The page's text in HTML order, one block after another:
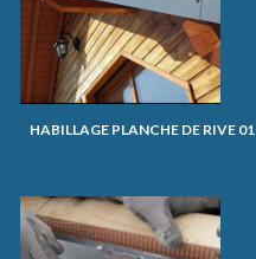
HABILLAGE PLANCHE DE RIVE 01